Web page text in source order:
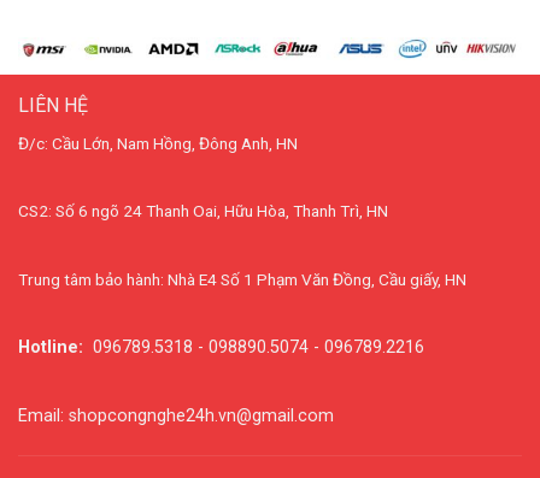
LIÊN HỆ
Đ/c: Cầu Lớn, Nam Hồng, Đông Anh, HN
CS2: Số 6 ngõ 24 Thanh Oai, Hữu Hòa, Thanh Trì, HN
Trung tâm bảo hành: Nhà E4 Số 1 Phạm Văn Đồng, Cầu giấy, HN
Hotline: 096789.5318 - 098890.5074 - 096789.2216
Email: shopcongnghe24h.vn@gmail.com